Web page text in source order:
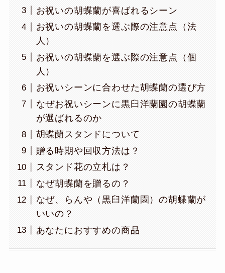
お祝いの胡蝶蘭が喜ばれるシーン
お祝いの胡蝶蘭を選ぶ際の注意点（法
人）
お祝いの胡蝶蘭を選ぶ際の注意点（個
人）
お祝いシーンに合わせた胡蝶蘭の選び方
なぜお祝いシーンに黒臼洋蘭園の胡蝶蘭
が選ばれるのか
胡蝶蘭スタンドについて
贈る時期や回収方法は？
スタンド花の立札は？
なぜ胡蝶蘭を贈るの？
なぜ、らんや（黒臼洋蘭園）の胡蝶蘭が
いいの？
あなたにおすすめの商品